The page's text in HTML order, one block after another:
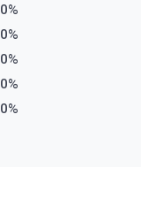
0%
0%
0%
0%
0%